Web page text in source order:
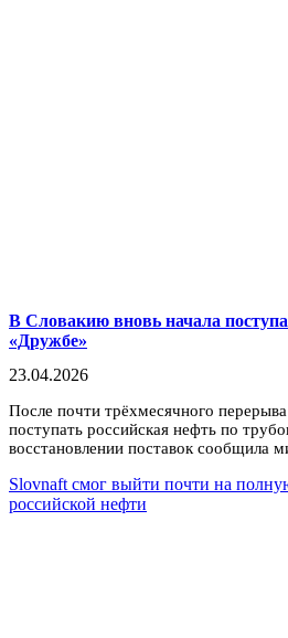
В Словакию вновь начала
«Дружбе»
23.04.2026
После почти трёхмесячного
поступать российская нефть по
восстановлении поставок сообщила
Slovnaft смог выйти почти на
российской нефти